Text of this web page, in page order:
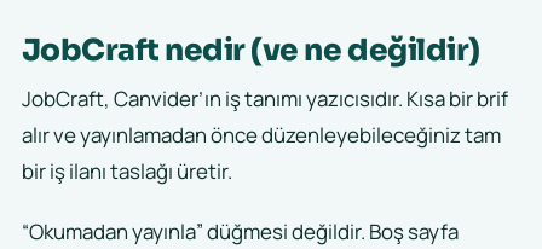
JobCraft nedir (ve ne değildir)
JobCraft, Canvider’ın iş tanımı yazıcısıdır. Kısa bir brif
alır ve yayınlamadan önce düzenleyebileceğiniz tam
bir iş ilanı taslağı üretir.
“Okumadan yayınla” düğmesi değildir. Boş sayfa